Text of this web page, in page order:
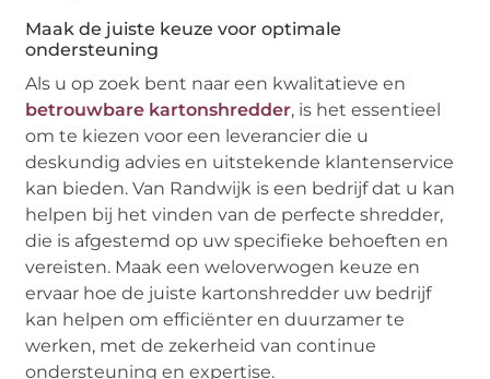
Maak de juiste keuze voor optimale
ondersteuning
Als u op zoek bent naar een kwalitatieve en
betrouwbare kartonshredder, is het essentieel
om te kiezen voor een leverancier die u
deskundig advies en uitstekende klantenservice
kan bieden. Van Randwijk is een bedrijf dat u kan
helpen bij het vinden van de perfecte shredder,
die is afgestemd op uw specifieke behoeften en
vereisten. Maak een weloverwogen keuze en
ervaar hoe de juiste kartonshredder uw bedrijf
kan helpen om efficiënter en duurzamer te
werken, met de zekerheid van continue
ondersteuning en expertise.